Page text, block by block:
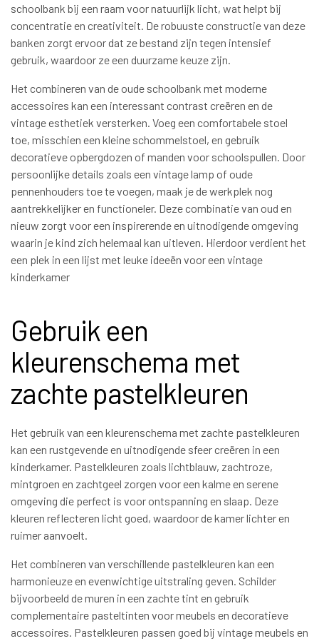
schoolbank bij een raam voor natuurlijk licht, wat helpt bij
concentratie en creativiteit. De robuuste constructie van deze
banken zorgt ervoor dat ze bestand zijn tegen intensief
gebruik, waardoor ze een duurzame keuze zijn.
Het combineren van de oude schoolbank met moderne
accessoires kan een interessant contrast creëren en de
vintage esthetiek versterken. Voeg een comfortabele stoel
toe, misschien een kleine schommelstoel, en gebruik
decoratieve opbergdozen of manden voor schoolspullen. Door
persoonlijke details zoals een vintage lamp of oude
pennenhouders toe te voegen, maak je de werkplek nog
aantrekkelijker en functioneler. Deze combinatie van oud en
nieuw zorgt voor een inspirerende en uitnodigende omgeving
waarin je kind zich helemaal kan uitleven. Hierdoor verdient het
een plek in een lijst met leuke ideeën voor een vintage
kinderkamer
Gebruik een
kleurenschema met
zachte pastelkleuren
Het gebruik van een kleurenschema met zachte pastelkleuren
kan een rustgevende en uitnodigende sfeer creëren in een
kinderkamer. Pastelkleuren zoals lichtblauw, zachtroze,
mintgroen en zachtgeel zorgen voor een kalme en serene
omgeving die perfect is voor ontspanning en slaap. Deze
kleuren reflecteren licht goed, waardoor de kamer lichter en
ruimer aanvoelt.
Het combineren van verschillende pastelkleuren kan een
harmonieuze en evenwichtige uitstraling geven. Schilder
bijvoorbeeld de muren in een zachte tint en gebruik
complementaire pasteltinten voor meubels en decoratieve
accessoires. Pastelkleuren passen goed bij vintage meubels en